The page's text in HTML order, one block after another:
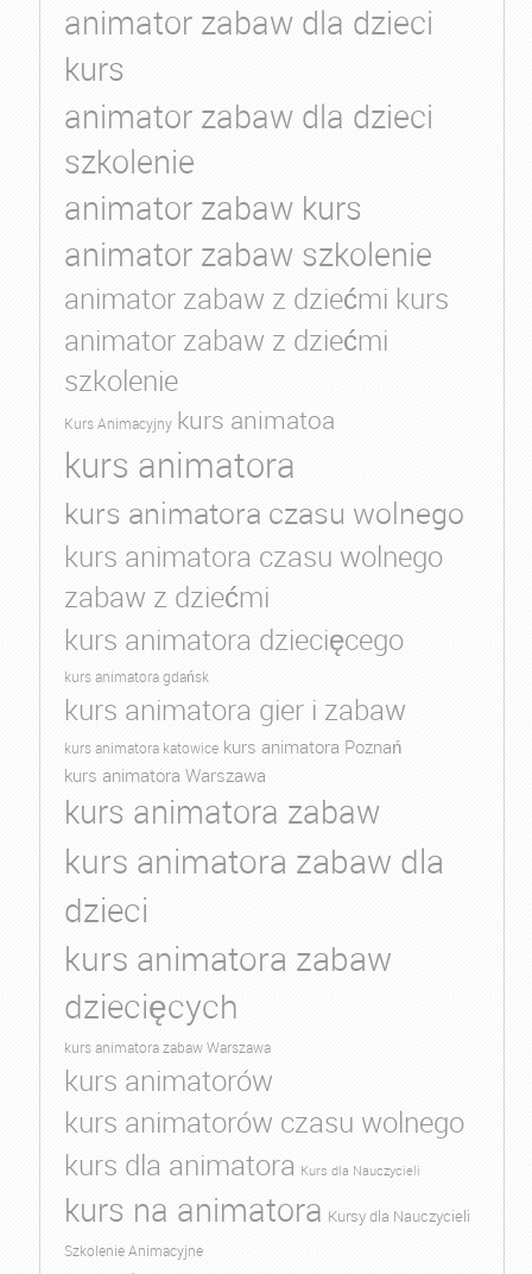
animator zabaw dla dzieci
kurs
animator zabaw dla dzieci
szkolenie
animator zabaw kurs
animator zabaw szkolenie
animator zabaw z dziećmi kurs
animator zabaw z dziećmi
szkolenie
Kurs Animacyjny kurs animatoa
kurs animatora
kurs animatora czasu wolnego
kurs animatora czasu wolnego
zabaw z dziećmi
kurs animatora dziecięcego
kurs animatora gdańsk
kurs animatora gier i zabaw
kurs animatora katowice kurs animatora Poznań
kurs animatora Warszawa
kurs animatora zabaw
kurs animatora zabaw dla
dzieci
kurs animatora zabaw
dziecięcych
kurs animatora zabaw Warszawa
kurs animatorów
kurs animatorów czasu wolnego
kurs dla animatora Kurs dla Nauczycieli
kurs na animatora Kursy dla Nauczycieli
Szkolenie Animacyjne